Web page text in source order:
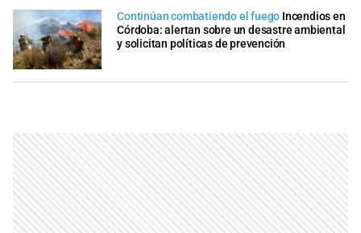
Continúan combatiendo el fuego Incendios en
Córdoba: alertan sobre un desastre ambiental
y solicitan políticas de prevención